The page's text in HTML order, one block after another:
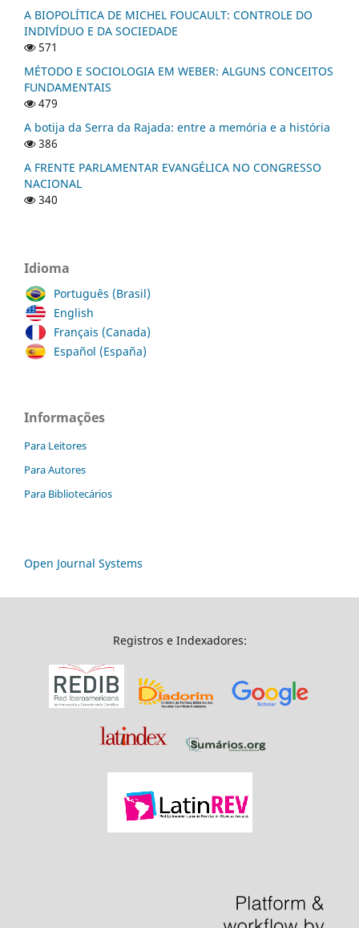
A BIOPOLÍTICA DE MICHEL FOUCAULT: CONTROLE DO
INDIVÍDUO E DA SOCIEDADE
571
MÉTODO E SOCIOLOGIA EM WEBER: ALGUNS CONCEITOS
FUNDAMENTAIS
479
A botija da Serra da Rajada: entre a memória e a história
386
A FRENTE PARLAMENTAR EVANGÉLICA NO CONGRESSO
NACIONAL
340
Idioma
Português (Brasil)
English
Français (Canada)
Español (España)
Informações
Para Leitores
Para Autores
Para Bibliotecários
Open Journal Systems
Registros e Indexadores: